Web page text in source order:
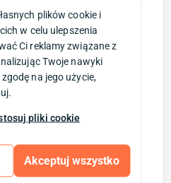
A my chętnie Ci w tym
dzisiaj i umów się na audyt z
plików cookie i
w celu ulepszenia
Ci reklamy związane z
Twoje nawyki
na jego użycie,
pliki cookie
Akceptuj wszystko